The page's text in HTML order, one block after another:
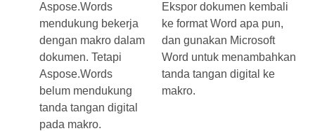
Aspose.Words
mendukung bekerja
dengan makro dalam
dokumen. Tetapi
Aspose.Words
belum mendukung
tanda tangan digital
pada makro.
Ekspor dokumen kembali
ke format Word apa pun,
dan gunakan Microsoft
Word untuk menambahkan
tanda tangan digital ke
makro.